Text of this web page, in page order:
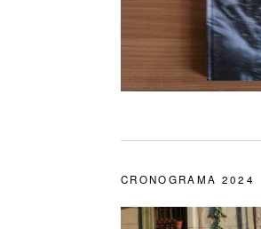
CRONOGRAMA 2024